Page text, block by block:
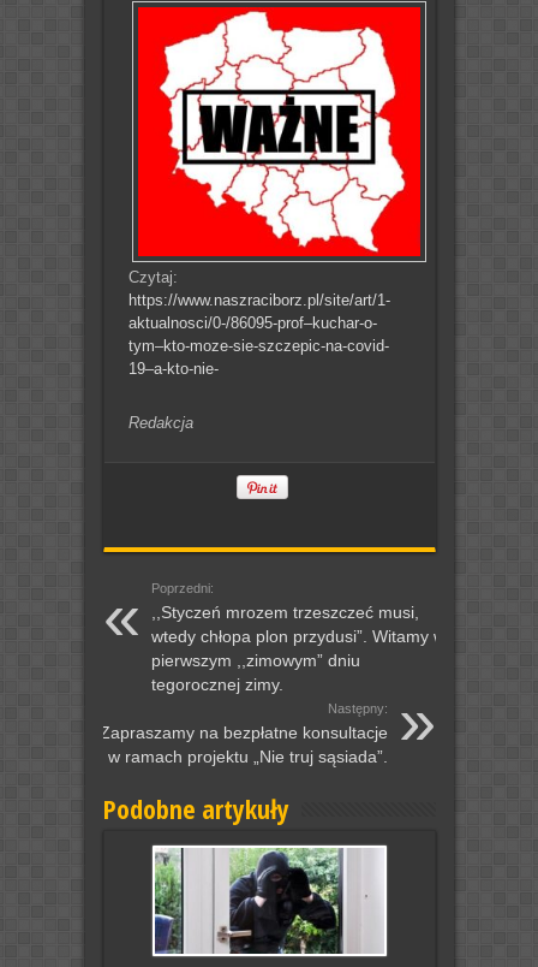
Czytaj:
https://www.naszraciborz.pl/site/art/1-
aktualnosci/0-/86095-prof–kuchar-o-
tym–kto-moze-sie-szczepic-na-covid-
19–a-kto-nie-
Redakcja
Poprzedni:
,,Styczeń mrozem trzeszczeć musi,
wtedy chłopa plon przydusi”. Witamy w
pierwszym ,,zimowym” dniu
tegorocznej zimy.
Następny:
Zapraszamy na bezpłatne konsultacje
w ramach projektu „Nie truj sąsiada”.
Podobne artykuły